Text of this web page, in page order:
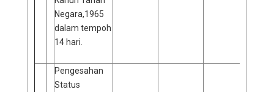
Negara,1965
dalam tempoh
14 hari.
Pengesahan
Status